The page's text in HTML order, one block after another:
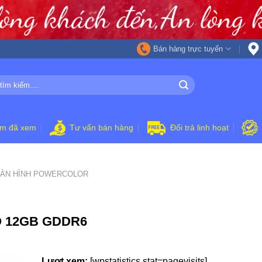
Bán hàng trực tuyến
đã xem Tư vấn bán hàng Đổi trả linh hoạt
HÌNH POWERCOLOR
12GB GDDR6